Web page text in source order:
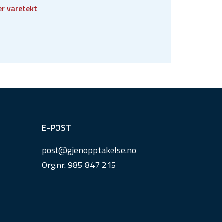
varetekt
E-POST
post@gjenopptakelse.no
Org.nr. 985 847 215